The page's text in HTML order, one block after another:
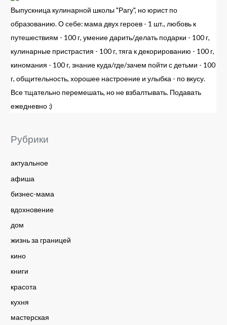
Выпускница кулинарной школы "Рагу", но юрист по
образованию. О себе: мама двух героев - 1 шт., любовь к
путешествиям - 100 г, умение дарить/делать подарки - 100 г,
кулинарные пристрастия - 100 г, тяга к декорированию - 100 г,
киномания - 100 г, знание куда/где/зачем пойти с детьми - 100
г, общительность, хорошее настроение и улыбка - по вкусу.
Все тщательно перемешать, но не взбалтывать. Подавать
ежедневно :)
Рубрики
актуальное
афиша
бизнес-мама
вдохновение
дом
жизнь за границей
кино
книги
красота
кухня
мастерская